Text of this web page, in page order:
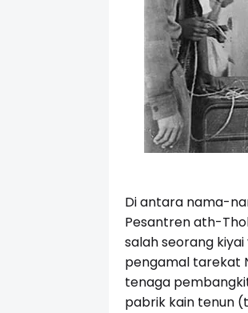
Di antara nama-
Pesantren ath-
salah seorang
pengamal tarekat
tenaga
pabrik kain tenun